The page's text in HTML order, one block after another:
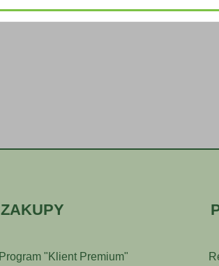
ZAKUPY
Program "Klient Premium"